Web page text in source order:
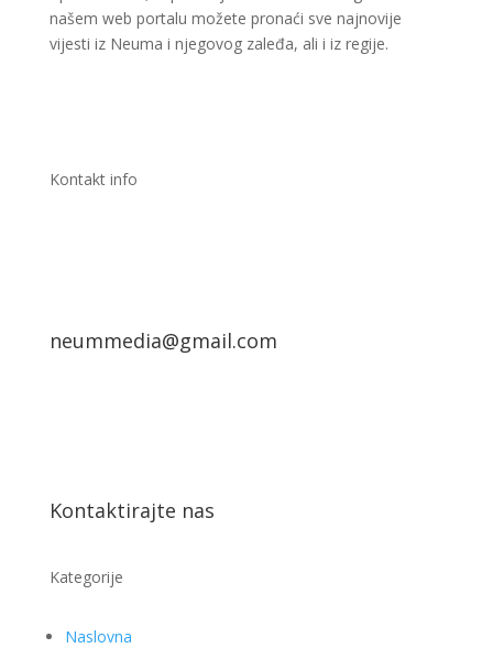
našem web portalu možete pronaći sve najnovije
vijesti iz Neuma i njegovog zaleđa, ali i iz regije.
Kontakt info
neummedia@gmail.com
Kontaktirajte nas
Kategorije
Naslovna